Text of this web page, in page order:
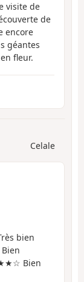
visite de
de
encore
géantes
fleur.
Celale
bien
Bien